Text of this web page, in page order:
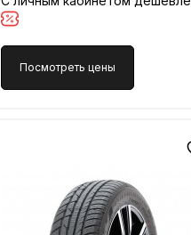
Посмотреть цены